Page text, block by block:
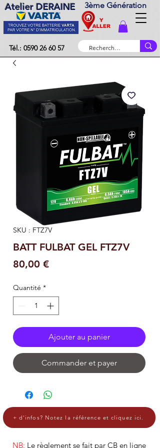
Atelier DERAINE 3ème Génération
Tél.: 0590 26 60 57
SKU : FTZ7V
BATT FULBAT GEL FTZ7V
80,00 €Prix
Quantité *
Ajouter au panier
Commander et payer
+ d'infos? Notez la référence et cliquez ici.
NB: Le règlement se fait par CB en ligne